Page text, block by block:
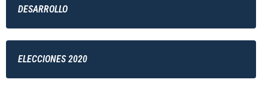
DESARROLLO
ELECCIONES 2020